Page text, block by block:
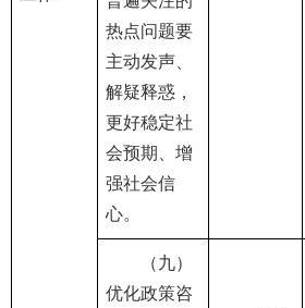
热点问题要
主动发声、
解疑释惑，
更好稳定社
会预期、增
强社会信
心。
（九）
优化政策咨